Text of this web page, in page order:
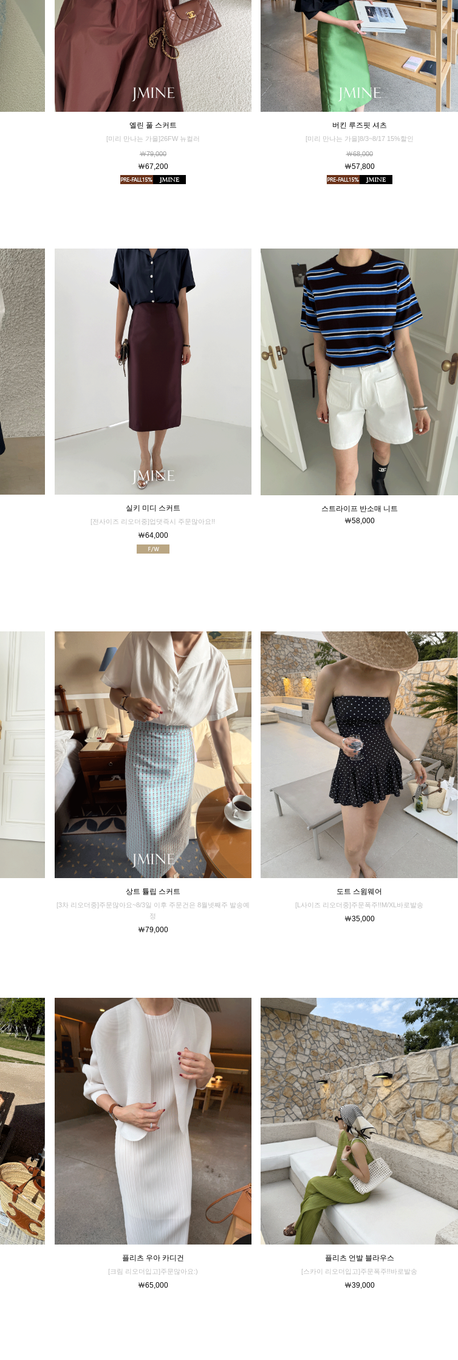
엘린 풀 스커트
[미리 만나는 가을]26FW 뉴컬러
￦79,000
￦67,200
버킨 루즈핏 셔츠
[미리 만나는 가을]8/3~8/17 15%할인
￦68,000
￦57,800
실키 미디 스커트
[전사이즈 리오더중]업댓즉시 주문많아요!!
￦64,000
스트라이프 반소매 니트
￦58,000
상트 튤립 스커트
[3차 리오더중]주문많아요~8/3일 이후 주문건은 8월넷째주 발송예
정
￦79,000
도트 스윔웨어
[L사이즈 리오더중]주문폭주!!M/XL바로발송
￦35,000
플리츠 우아 카디건
[크림 리오더입고]주문많아요:)
￦65,000
플리츠 언발 블라우스
[스카이 리오더입고]주문폭주!!바로발송
￦39,000